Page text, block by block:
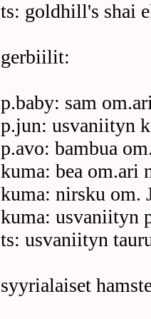
ts: goldhill's shai
gerbiilit:
p.baby: sam
p.jun: usvaniityn
p.avo: bambua
kuma: bea om.ari
kuma: nirsku om.
kuma: usvaniityn
ts: usvaniityn
syyrialaiset